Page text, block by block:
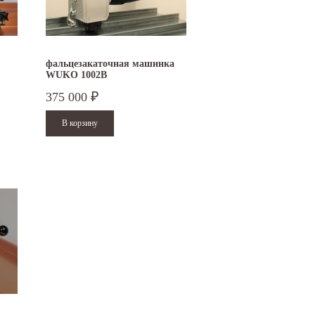
фальцезакаточная машинка
WUKO 1002В
375 000 ₽